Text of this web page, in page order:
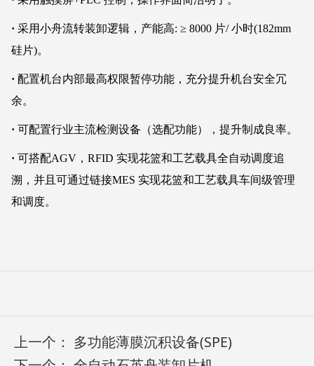
· 采用小舟流转装卸逻辑，产能高: ≥ 8000 片/ 小时(182mm
硅片)。
· 配置机台内部最高权限暂停功能，充分提升机台安全冗
余。
· 可配置行业主流检测设备（选配功能），提升制成良率。
· 可搭配AGV，RFID 实现花篮和工艺载具全自动调度追
溯，并且可通过链接MES 实现花篮和工艺载具车间级管理
和调度。
上一个： 多功能薄膜沉积设备(SPE)